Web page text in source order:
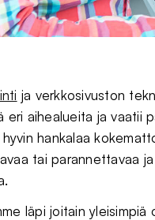
ja verkkosivuston
eri aihealueita ja vaatii
hankalaa
tai parannettavaa
läpi joitain